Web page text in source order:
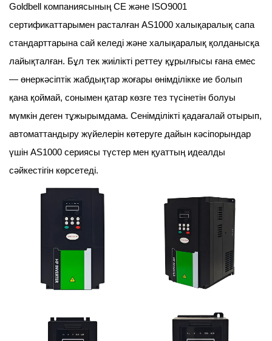
Goldbell компаниясының CE және ISO9001
сертификаттарымен расталған AS1000 халықаралық сапа
стандарттарына сай келеді және халықаралық қолданысқа
лайықталған. Бұл тек жиілікті реттеу құрылғысы ғана емес
— өнеркәсіптік жабдықтар жоғары өнімділікке ие болып
қана қоймай, сонымен қатар көзге тез түсінетін болуы
мүмкін деген тұжырымдама. Сенімділікті қадағалай отырып,
автоматтандыру жүйелерін көтеруге дайын кәсіпорындар
үшін AS1000 сериясы түстер мен қуаттың идеалды
сәйкестігін көрсетеді.